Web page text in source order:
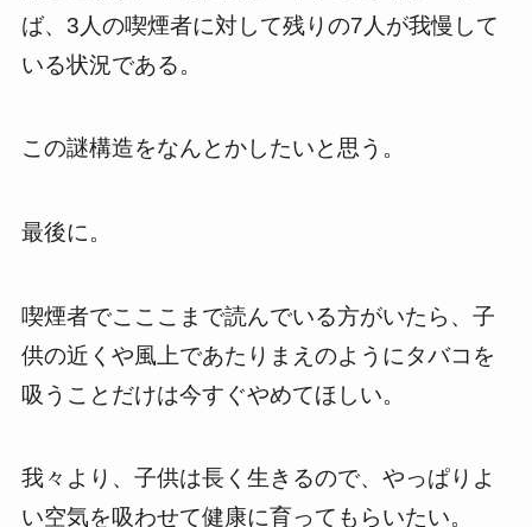
ば、3人の喫煙者に対して残りの7人が我慢して
いる状況である。
この謎構造をなんとかしたいと思う。
最後に。
喫煙者でこここまで読んでいる方がいたら、子
供の近くや風上であたりまえのようにタバコを
吸うことだけは今すぐやめてほしい。
我々より、子供は長く生きるので、やっぱりよ
い空気を吸わせて健康に育ってもらいたい。